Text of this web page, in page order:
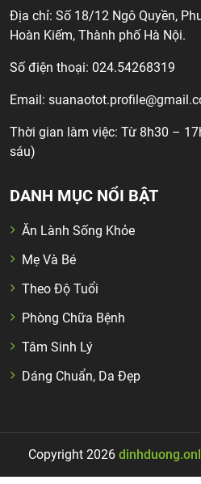
Địa chỉ: Số 18/12 Ngô Quyền,
Hoàn Kiếm, Thành phố Hà Nội.
Số điện thoại: 024.54268319
Email:
Thời gian làm việc: Từ 8h30 –
sáu)
DANH MỤC NỔI BẬT
Ăn Lành Sống Khỏe
Mẹ Và Bé
Theo Độ Tuổi
Phòng Chữa Bệnh
Tâm Sinh Lý
Dáng Chuẩn, Da Đẹp
Copyright 2026